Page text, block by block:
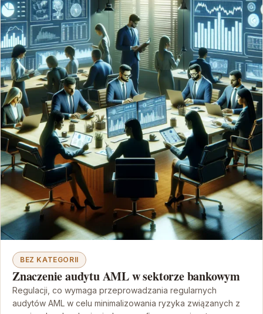
BEZ KATEGORII
Znaczenie audytu AML w sektorze bankowym
Regulacji, co wymaga przeprowadzania regularnych
audytów AML w celu minimalizowania ryzyka związanych z